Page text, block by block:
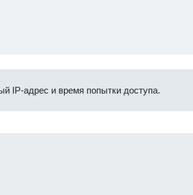
IP-адрес и время попытки доступа.